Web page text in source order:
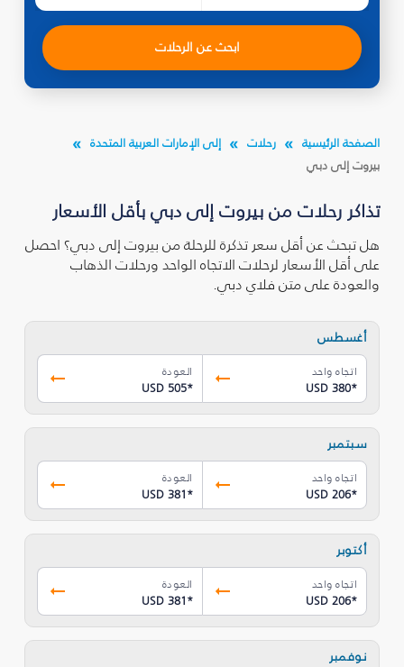
ابحث عن الرحلات
الصفحة الرئيسية رحلات
إلى الإمارات العربية المتحدة
بيروت إلى دبي
تذاكر رحلات من بيروت إلى دبي بأقل الأسعار
هل تبحث عن أقل سعر تذكرة للرحلة من بيروت إلى دبي؟ احصل
على أقل الأسعار لرحلات الاتجاه الواحد ورحلات الذهاب
والعودة على متن فلاي دبي.
أغسطس
اتجاه واحد
USD 380*
العودة
USD 505*
سبتمبر
اتجاه واحد
USD 206*
العودة
USD 381*
أكتوبر
اتجاه واحد
USD 206*
العودة
USD 381*
نوفمبر